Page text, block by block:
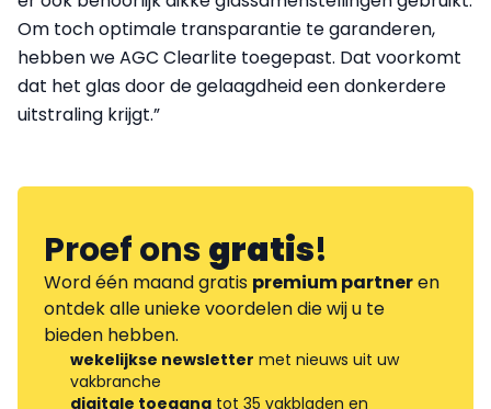
Om toch optimale transparantie te garanderen,
hebben we AGC Clearlite toegepast. Dat voorkomt
dat het glas door de gelaagdheid een donkerdere
uitstraling krijgt.”
Proef onsgratis!
Word één maand gratis premium partneren
ontdek alle unieke voordelen die wij u te
bieden hebben.
wekelijkse newsletter met nieuws uit uw
vakbranche
digitale toegang tot 35 vakbladen en